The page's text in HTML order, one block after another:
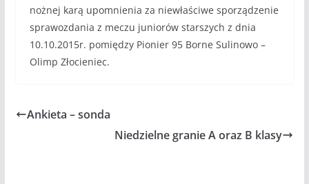
nożnej karą upomnienia za niewłaściwe sporządzenie
sprawozdania z meczu juniorów starszych z dnia
10.10.2015r. pomiędzy Pionier 95 Borne Sulinowo –
Olimp Złocieniec.
Ankieta – sonda
Niedzielne granie A oraz B klasy